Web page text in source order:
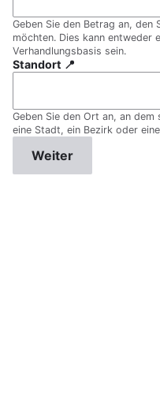
Geben Sie den Betrag an, den
möchten. Dies kann entweder
Verhandlungsbasis sein.
Standort 📍
Geben Sie den Ort an, an
eine Stadt, ein Bezirk oder